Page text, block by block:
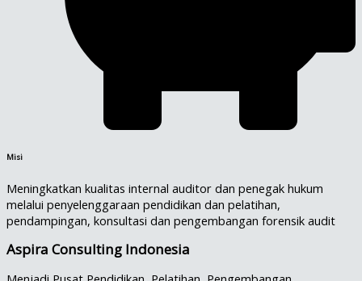
Misi
Meningkatkan kualitas internal auditor dan penegak hukum
melalui penyelenggaraan pendidikan dan pelatihan,
pendampingan, konsultasi dan pengembangan forensik audit
Aspira Consulting Indonesia